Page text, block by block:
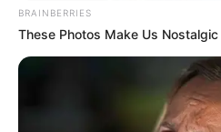
BRAINBERRIES
These Photos Make Us Nostalgic